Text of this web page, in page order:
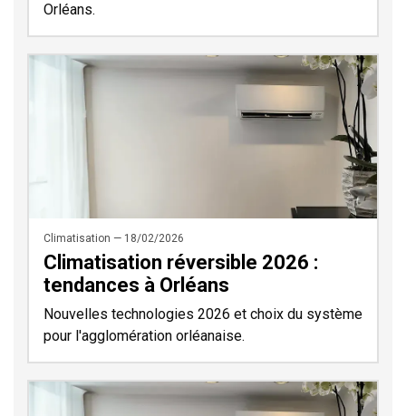
Orléans.
Climatisation — 18/02/2026
Climatisation réversible 2026 :
tendances à Orléans
Nouvelles technologies 2026 et choix du système
pour l'agglomération orléanaise.